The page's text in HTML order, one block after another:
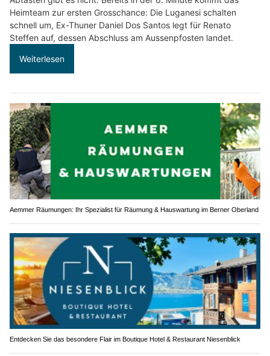
Heimteam zur ersten Grosschance: Die Luganesi schalten
schnell um, Ex-Thuner Daniel Dos Santos legt für Renato
Steffen auf, dessen Abschluss am Aussenpfosten landet.
Weiterlesen
Aemmer Räumungen: Ihr Spezialist für Räumung & Hauswartung im Berner Oberland
Entdecken Sie das besondere Flair im Boutique Hotel & Restaurant Niesenblick